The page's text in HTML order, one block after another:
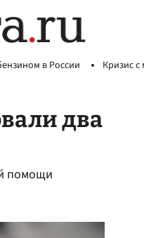
в России Кризис
два
помощи